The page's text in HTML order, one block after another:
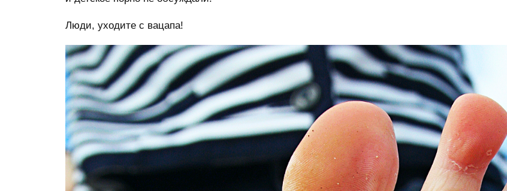
Люди, уходите с вацапа!